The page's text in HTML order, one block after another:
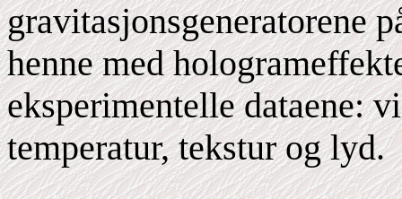
gravitasjonsgeneratorene
henne med
eksperimentelle dataene:
temperatur, tekstur og lyd.